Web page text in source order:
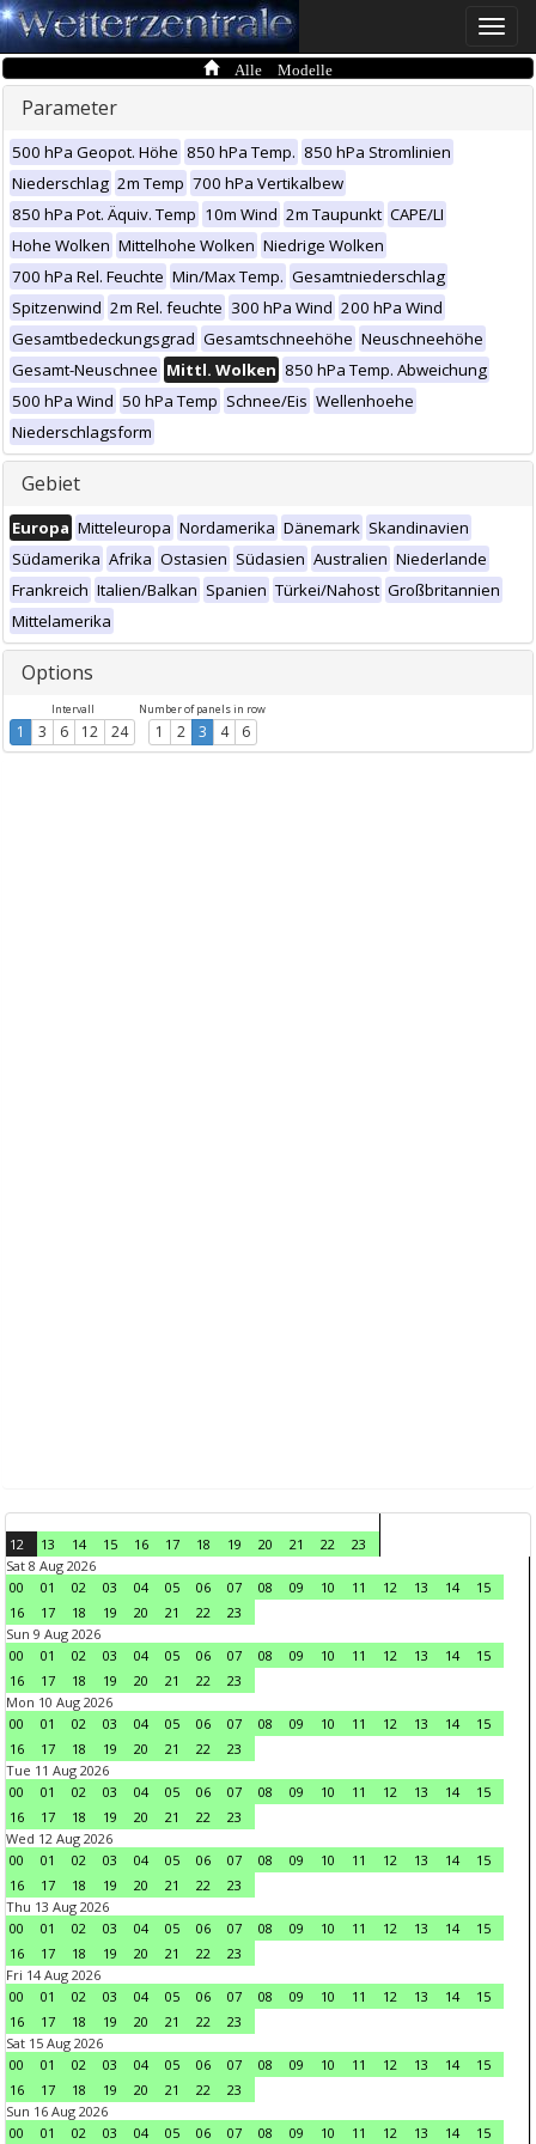
Toggle
Alle Modelle
Parameter
500 hPa Geopot. Höhe 850 hPa Temp. 850 hPa Stromlinien
Niederschlag 2m Temp 700 hPa Vertikalbew
850 hPa Pot. Äquiv. Temp 10m Wind 2m Taupunkt CAPE/LI
Hohe Wolken Mittelhohe Wolken Niedrige Wolken
700 hPa Rel. Feuchte Min/Max Temp. Gesamtniederschlag
Spitzenwind 2m Rel. feuchte 300 hPa Wind 200 hPa Wind
Gesamtbedeckungsgrad Gesamtschneehöhe Neuschneehöhe
Gesamt-Neuschnee Mittl. Wolken 850 hPa Temp. Abweichung
500 hPa Wind 50 hPa Temp Schnee/Eis Wellenhoehe
Niederschlagsform
Gebiet
Europa Mitteleuropa Nordamerika Dänemark Skandinavien
Südamerika Afrika Ostasien Südasien Australien Niederlande
Frankreich Italien/Balkan Spanien Türkei/Nahost Großbritannien
Mittelamerika
Options
Intervall
1 3 6 12 24
Number of panels in row
1 2 3 4 6
12 13 14 15 16 17 18 19 20 21 22
23
Sat 8 Aug 2026
00
01 02 03 04 05 06 07 08 09 10 11 12 13 14
15
16
17 18 19 20 21 22
23
Sun 9 Aug 2026
00
01 02 03 04 05 06 07 08 09 10 11 12 13 14
15
16
17 18 19 20 21 22
23
Mon 10 Aug 2026
00
01 02 03 04 05 06 07 08 09 10 11 12 13 14
15
16
17 18 19 20 21 22
23
Tue 11 Aug 2026
00
01 02 03 04 05 06 07 08 09 10 11 12 13 14
15
16
17 18 19 20 21 22
23
Wed 12 Aug 2026
00
01 02 03 04 05 06 07 08 09 10 11 12 13 14
15
16
17 18 19 20 21 22
23
Thu 13 Aug 2026
00
01 02 03 04 05 06 07 08 09 10 11 12 13 14
15
16
17 18 19 20 21 22
23
Fri 14 Aug 2026
00
01 02 03 04 05 06 07 08 09 10 11 12 13 14
15
16
17 18 19 20 21 22
23
Sat 15 Aug 2026
00
01 02 03 04 05 06 07 08 09 10 11 12 13 14
15
16
17 18 19 20 21 22
23
Sun 16 Aug 2026
00
01 02 03 04 05 06 07 08 09 10 11 12 13 14 15